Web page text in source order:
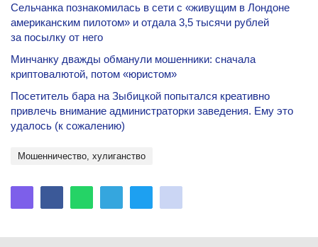
Сельчанка познакомилась в сети с «живущим в Лондоне
американским пилотом» и отдала 3,5 тысячи рублей
за посылку от него
Минчанку дважды обманули мошенники: сначала
криптовалютой, потом «юристом»
Посетитель бара на Зыбицкой попытался креативно
привлечь внимание администраторки заведения. Ему это
удалось (к сожалению)
мошенничество, хулиганство